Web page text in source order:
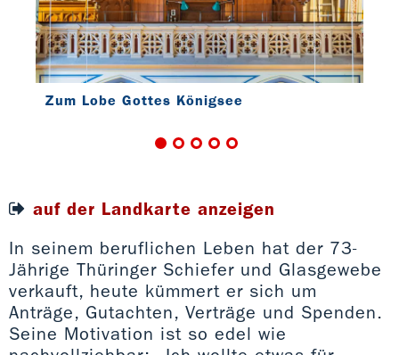
Zum Lobe Gottes Königsee
auf der Landkarte anzeigen
In seinem beruflichen Leben hat der 73-
Jährige Thüringer Schiefer und Glasgewebe
verkauft, heute kümmert er sich um
Anträge, Gutachten, Verträge und Spenden.
Seine Motivation ist so edel wie